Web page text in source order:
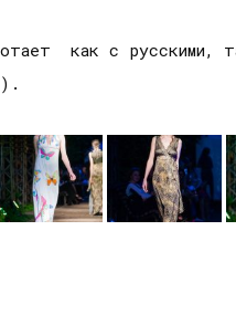
как с русскими,